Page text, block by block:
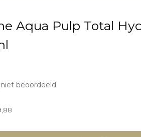
Aqua Pulp Total
beoordeeld